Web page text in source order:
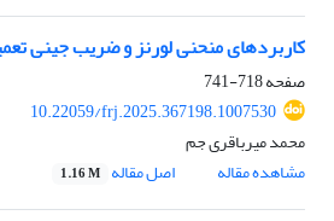
کاربردهای منحنی لورنز و ضریب جینی
صفحه718-741
10.22059/frj.2025.367198.1007530
محمد میرباقری جم
مشاهده مقاله
اصل مقاله 1.16 M